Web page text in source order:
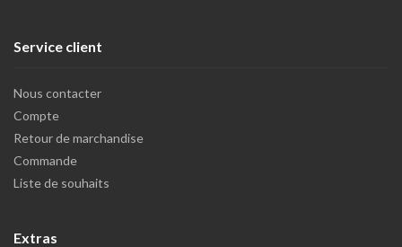
Service client
Nous contacter
Compte
Retour de marchandise
Commande
Liste de souhaits
Extras